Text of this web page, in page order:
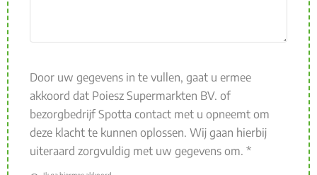
Door uw gegevens in te vullen, gaat u ermee
akkoord dat Poiesz Supermarkten BV. of
bezorgbedrijf Spotta contact met u opneemt om
deze klacht te kunnen oplossen. Wij gaan hierbij
uiteraard zorgvuldig met uw gegevens om. *